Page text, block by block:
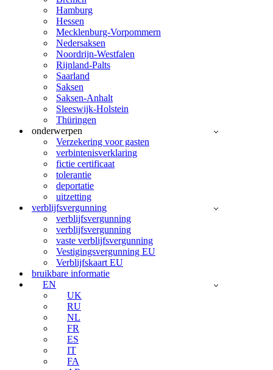
Hamburg
Hessen
Mecklenburg-Vorpommern
Nedersaksen
Noordrijn-Westfalen
Rijnland-Palts
Saarland
Saksen
Saksen-Anhalt
Sleeswijk-Holstein
Thüringen
onderwerpen
Verzekering voor gasten
verbintenisverklaring
fictie certificaat
tolerantie
deportatie
uitzetting
verblijfsvergunning
verblijfsvergunning
verblijfsvergunning
vaste verblijfsvergunning
Vestigingsvergunning EU
Verblijfskaart EU
bruikbare informatie
EN
UK
RU
NL
FR
ES
IT
FA